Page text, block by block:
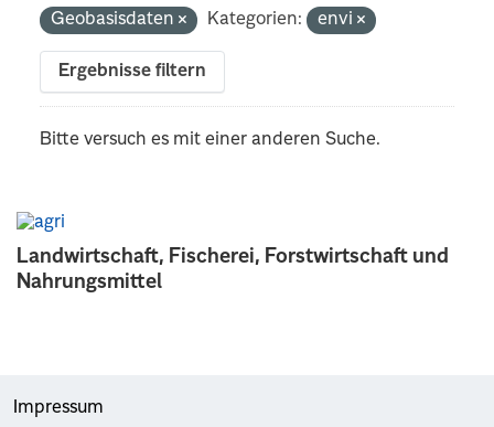
Landwirtschaft, Fischerei, Forstwirtschaft und
Nahrungsmittel
Geobasisdaten
Kategorien: envi
Ergebnisse filtern
Bitte versuch es mit einer anderen Suche.
Impressum